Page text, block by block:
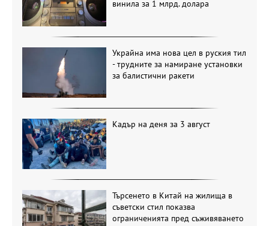
винила за 1 млрд. долара
Украйна има нова цел в руския тил
- трудните за намиране установки
за балистични ракети
Кадър на деня за 3 август
Търсенето в Китай на жилища в
съветски стил показва
ограниченията пред съживяването